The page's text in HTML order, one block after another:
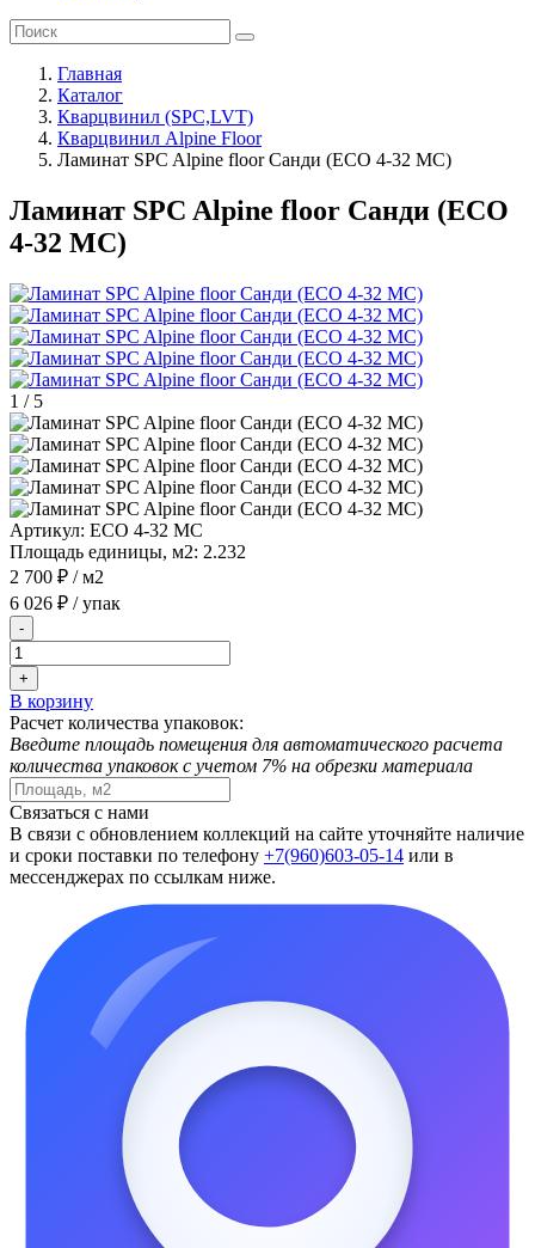
Главная
Каталог
Кварцвинил (SPC,LVT)
Кварцвинил Alpine Floor
Ламинат SPC Alpine floor Санди (ЕСО 4-32 MC)
Ламинат SPC Alpine floor Санди (ЕСО
4-32 MC)
1 / 5
Артикул: ЕСО 4-32 MC
Площадь единицы, м2: 2.232
2 700 ₽ / м2
6 026 ₽ / упак
-
+
В корзину
Расчет количества упаковок:
Введите площадь помещения для автоматического расчета
количества упаковок с учетом 7% на обрезки материала
Связаться с нами
В связи с обновлением коллекций на сайте уточняйте наличие
и сроки поставки по телефону +7(960)603-05-14 или в
мессенджерах по ссылкам ниже.